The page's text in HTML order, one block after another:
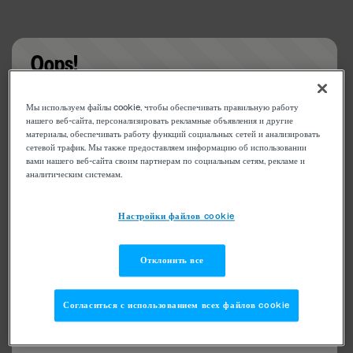
Oops!
Something went wrong. Please try refreshing the
app
Мы используем файлы cookie, чтобы обеспечивать правильную работу
нашего веб-сайта, персонализировать рекламные объявления и другие
материалы, обеспечивать работу функций социальных сетей и анализировать
сетевой трафик. Мы также предоставляем информацию об использовании
вами нашего веб-сайта своим партнерам по социальным сетям, рекламе и
аналитическим системам.
Настройки файлов cookie
Отклонить все
Согласиться с использованием всех файлов cookie